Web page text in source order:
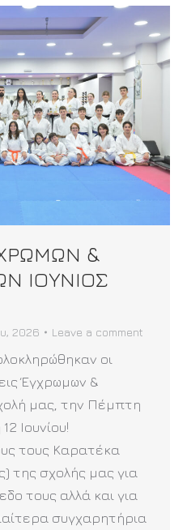
&
ΙΟΥΝΙΟΣ
2026 Leave a comment
οι
Έγχρωμων &
μας, την Πέμπτη
Ιουνίου!
τους Καρατέκα
της σχολής μας για
τους αλλά και για
συγχαρητήρια